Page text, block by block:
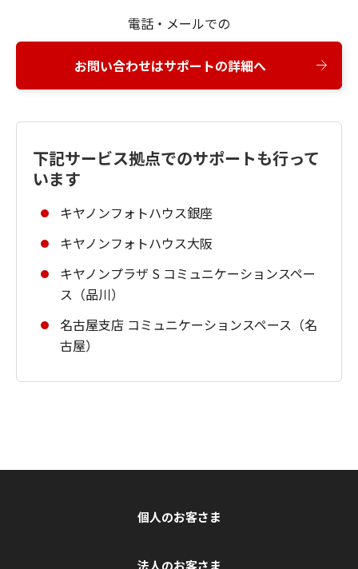
電話・メールでの
お問い合わせはサポートの詳細へ
下記サービス拠点でのサポートも行って
います
キヤノンフォトハウス銀座
キヤノンフォトハウス大阪
キヤノンプラザ S コミュニケーションスペー
ス（品川）
名古屋支店 コミュニケーションスペース（名
古屋）
個人のお客さま
法人のお客さま